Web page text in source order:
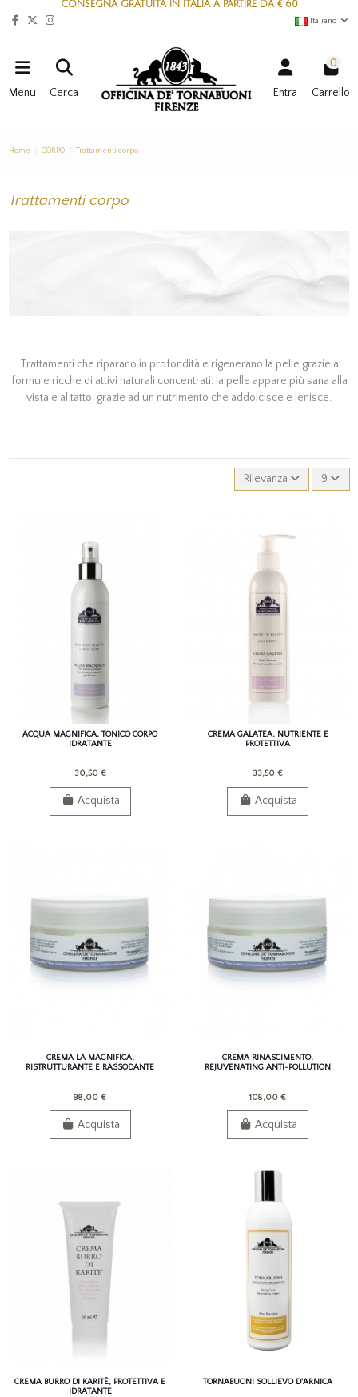
CONSEGNA GRATUITA IN ITALIA A PARTIRE DA € 60
Italiano
Menu Cerca Entra
0
Carrello
Home CORPO Trattamenti corpo
Trattamenti corpo
Trattamenti che riparano in profondità e rigenerano la pelle grazie a
formule ricche di attivi naturali concentrati: la pelle appare più sana alla
vista e al tatto, grazie ad un nutrimento che addolcisce e lenisce.
Rilevanza 9
ACQUA MAGNIFICA, TONICO CORPO
IDRATANTE
30,50 €
Acquista
CREMA GALATEA, NUTRIENTE E
PROTETTIVA
33,50 €
Acquista
CREMA LA MAGNIFICA,
RISTRUTTURANTE E RASSODANTE
98,00 €
Acquista
CREMA RINASCIMENTO,
REJUVENATING ANTI-POLLUTION
108,00 €
Acquista
CREMA BURRO DI KARITÈ, PROTETTIVA E
IDRATANTE
TORNABUONI SOLLIEVO D'ARNICA